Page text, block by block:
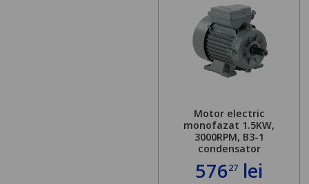
Motor electric
monofazat 1.5KW,
3000RPM, B3-1
condensator
57627 lei